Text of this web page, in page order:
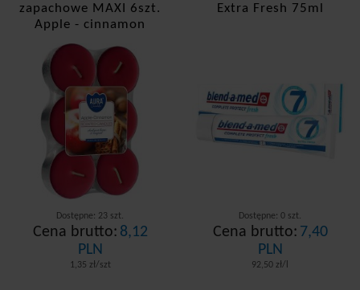
zapachowe MAXI 6szt.
Apple - cinnamon
Dostępne: 23 szt.
Cena brutto: 8,12
PLN
1,35 zł/szt
Extra Fresh 75ml
Dostępne: 0 szt.
Cena brutto: 7,40
PLN
92,50 zł/l